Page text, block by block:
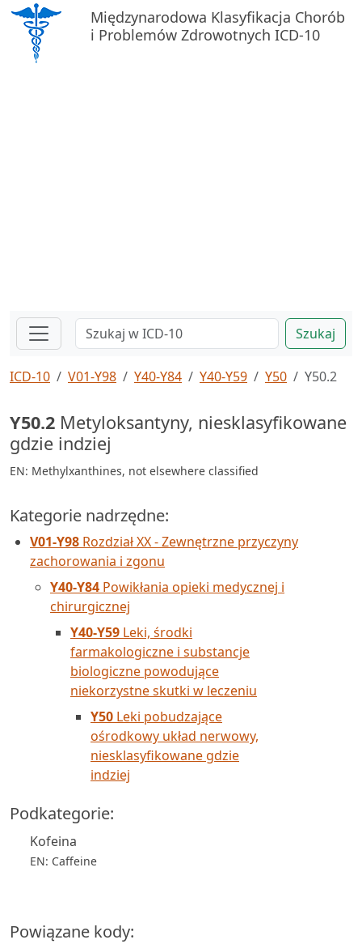
Międzynarodowa Klasyfikacja Chorób
i Problemów Zdrowotnych ICD-10
Szukaj
ICD-10 V01-Y98 Y40-Y84 Y40-Y59 Y50 Y50.2
Y50.2 Metyloksantyny, niesklasyfikowane
gdzie indziej
EN: Methylxanthines, not elsewhere classified
Kategorie nadrzędne:
V01-Y98 Rozdział XX - Zewnętrzne przyczyny
zachorowania i zgonu
Y40-Y84 Powikłania opieki medycznej i
chirurgicznej
Y40-Y59 Leki, środki
farmakologiczne i substancje
biologiczne powodujące
niekorzystne skutki w leczeniu
Y50 Leki pobudzające
ośrodkowy układ nerwowy,
niesklasyfikowane gdzie
indziej
Podkategorie:
Kofeina
EN: Caffeine
Powiązane kody: